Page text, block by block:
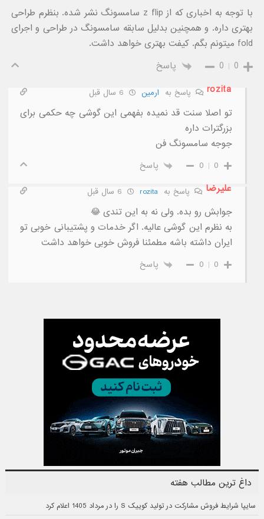
با توجه به اخباری که از z flip سامسونگ نشر شده. بنظرم طراحی
بهتری داره‌. و همچنین بدلیل سابقه سامسونگ در طراحی و اجرای
fold میتونم بگم. کیفت بهتری خواهد داشت.
0
0
پاسخ
rozita
پاسخ به ارمین
تو اصلا سنت قد نمیده بفهمی این گوشی چه حکمی برای
بزرگترات داره
جوجه سامسونگ فن
0
0 پاسخ
علیرضا پاسخ به rozita
جوابش رو بده. ولی نه به این تندی 😂
به نظرم این گوشی عالیه. اگر خدمات و پشتیبانی خوبی تو
ایران داشته باشه مطمئنا فروش خوبی خواهد داشت
0
0 پاسخ
داغ ترین مطالب هفته
سایپا شرایط فروش مشارکت در تولید کوییک S را در مرداد 1405 اعلام کرد